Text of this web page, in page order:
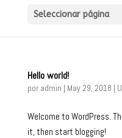
Seleccionar página
Hello world!
por admin | May 29, 2018 |
Welcome to WordPress.
it, then start blogging!